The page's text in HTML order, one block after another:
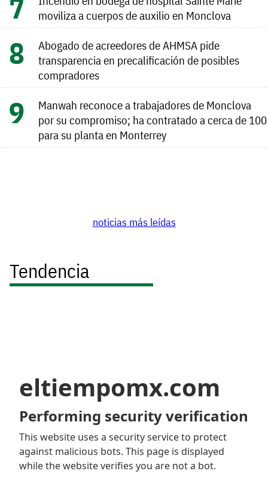
moviliza a cuerpos de auxilio en Monclova
Abogado de acreedores de AHMSA pide
transparencia en precalificación de posibles
compradores
Manwah reconoce a trabajadores de Monclova
por su compromiso; ha contratado a cerca de 100
para su planta en Monterrey
noticias más leídas
Tendencia